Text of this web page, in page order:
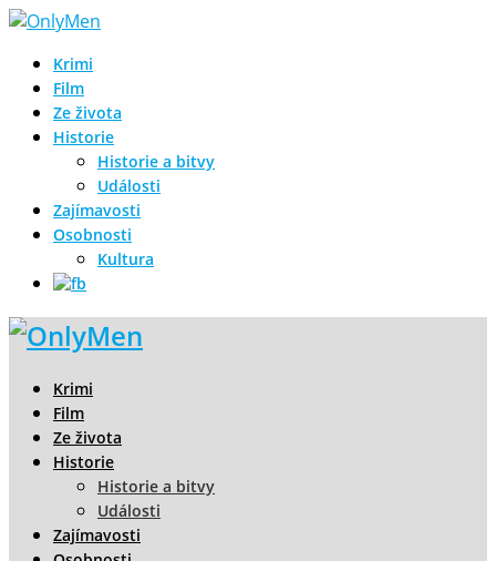
Krimi
Film
Ze života
Historie
Historie a bitvy
Události
Zajímavosti
Osobnosti
Kultura
Krimi
Film
Ze života
Historie
Historie a bitvy
Události
Zajímavosti